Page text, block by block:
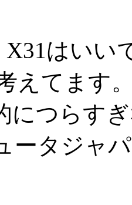
はいい
えてます
につらす
ータジャ